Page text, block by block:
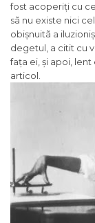
fost acoperiți cu
sã nu existe nici
obișnuitã a
degetul, a citit cu
fața ei, și apoi,
articol.